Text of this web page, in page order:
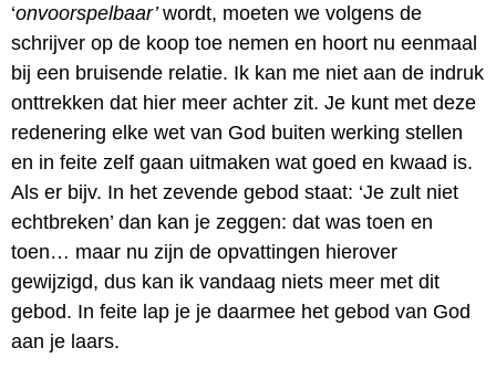
‘onvoorspelbaar’wordt, moeten we volgens de
schrijver op de koop toe nemen en hoort nu eenmaal
bij een bruisende relatie. Ik kan me niet aan de indruk
onttrekken dat hier meer achter zit. Je kunt met deze
redenering elke wet van God buiten werking stellen
en in feite zelf gaan uitmaken wat goed en kwaad is.
Als er bijv. In het zevende gebod staat: ‘Je zult niet
echtbreken’ dan kan je zeggen: dat was toen en
toen… maar nu zijn de opvattingen hierover
gewijzigd, dus kan ik vandaag niets meer met dit
gebod. In feite lap je je daarmee het gebod van God
aan je laars.